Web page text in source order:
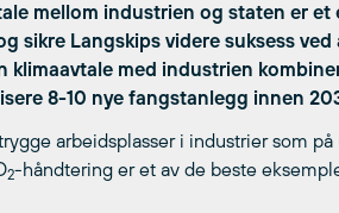
mellom industrien og staten er
sikre Langskips videre suksess
klimaavtale med industrien
8-10 nye fangstanlegg innen
arbeidsplasser i industrier som
2-håndtering er et av de beste